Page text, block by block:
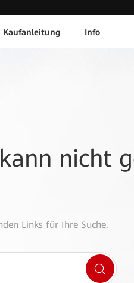
Kaufanleitung Info
nicht
Links für Ihre Suche.